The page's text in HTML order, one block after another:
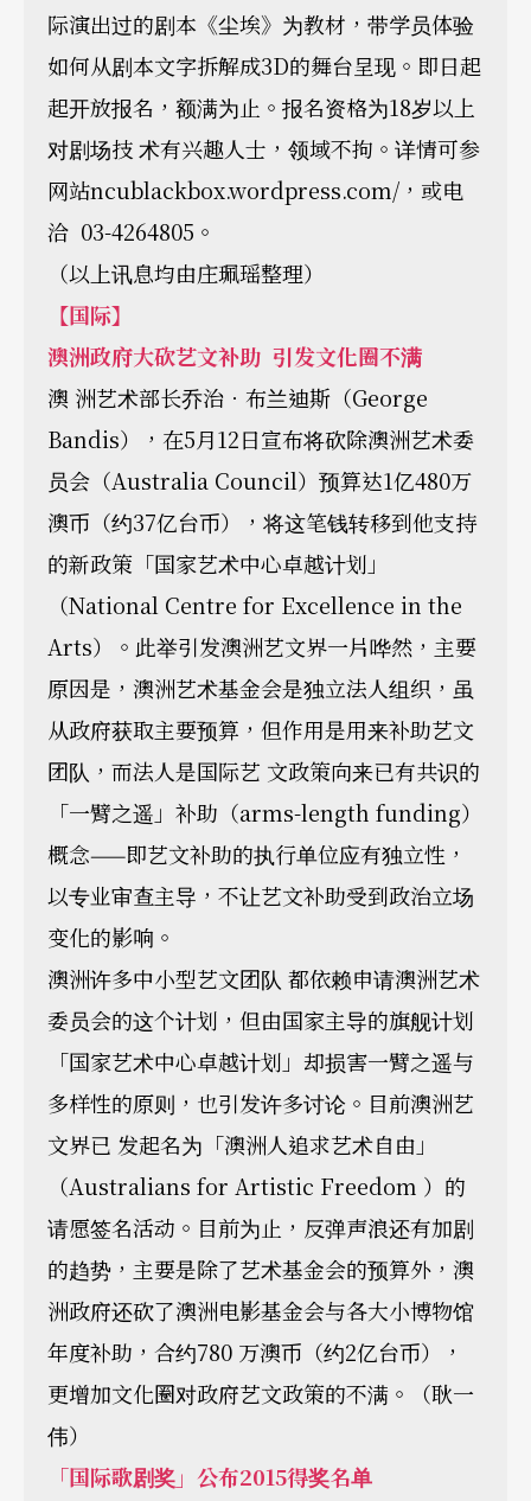
际演出过的剧本《尘埃》为教材，带学员体验
如何从剧本文字拆解成3D的舞台呈现。即日起
起开放报名，额满为止。报名资格为18岁以上
对剧场技 术有兴趣人士，领域不拘。详情可参
网站ncublackbox.wordpress.com/，或电
洽 03-4264805。
（以上讯息均由庄珮瑶整理）
【国际】
澳洲政府大砍艺文补助 引发文化圈不满
澳 洲艺术部长乔治．布兰迪斯（George
Bandis），在5月12日宣布将砍除澳洲艺术委
员会（Australia Council）预算达1亿480万
澳币（约37亿台币），将这笔钱转移到他支持
的新政策「国家艺术中心卓越计划」
（National Centre for Excellence in the
Arts）。此举引发澳洲艺文界一片哗然，主要
原因是，澳洲艺术基金会是独立法人组织，虽
从政府获取主要预算，但作用是用来补助艺文
团队，而法人是国际艺 文政策向来已有共识的
「一臂之遥」补助（arms-length funding）
概念——即艺文补助的执行单位应有独立性，
以专业审查主导，不让艺文补助受到政治立场
变化的影响。
澳洲许多中小型艺文团队 都依赖申请澳洲艺术
委员会的这个计划，但由国家主导的旗舰计划
「国家艺术中心卓越计划」却损害一臂之遥与
多样性的原则，也引发许多讨论。目前澳洲艺
文界已 发起名为「澳洲人追求艺术自由」
（Australians for Artistic Freedom ）的
请愿签名活动。目前为止，反弹声浪还有加剧
的趋势，主要是除了艺术基金会的预算外，澳
洲政府还砍了澳洲电影基金会与各大小博物馆
年度补助，合约780 万澳币（约2亿台币），
更增加文化圈对政府艺文政策的不满。（耿一
伟）
「国际歌剧奖」公布2015得奖名单